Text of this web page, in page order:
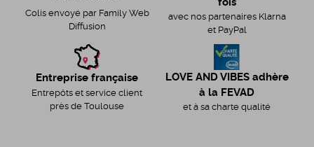
Colis envoyé par Family Web
Diffusion
fois
avec nos partenaires Klarna
et PayPal
Entreprise française
Entrepôts et service client
près de Toulouse
LOVE AND VIBES adhère
à la FEVAD
et à sa charte qualité